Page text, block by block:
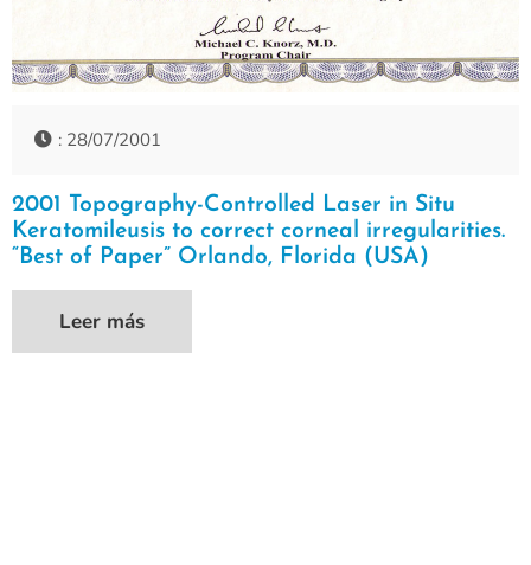
: 28/07/2001
2001 Topography-Controlled Laser in Situ
Keratomileusis to correct corneal irregularities.
“Best of Paper” Orlando, Florida (USA)
Leer más